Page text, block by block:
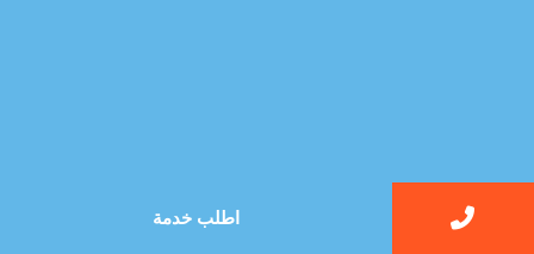
خدمات ساخنة
اطلب خدمة